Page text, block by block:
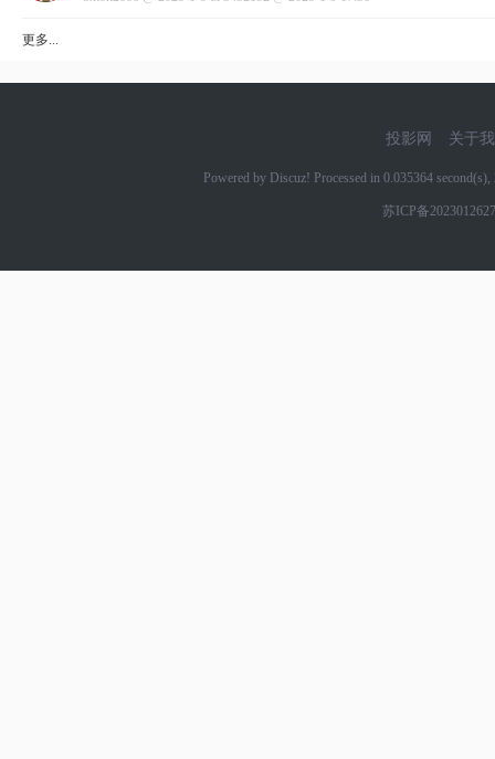
更多...
投影网 关于
Powered by Discuz! Processed in 0.035364
苏ICP备